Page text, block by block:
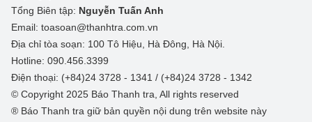
Tổng Biên tập: Nguyễn Tuấn Anh
Email: toasoan@thanhtra.com.vn
Địa chỉ tòa soạn: 100 Tô Hiệu, Hà Đông, Hà Nội.
Hotline: 090.456.3399
Điện thoại: (+84)24 3728 - 1341 / (+84)24 3728 - 1342
© Copyright 2025 Báo Thanh tra, All rights reserved
® Báo Thanh tra giữ bản quyền nội dung trên website này